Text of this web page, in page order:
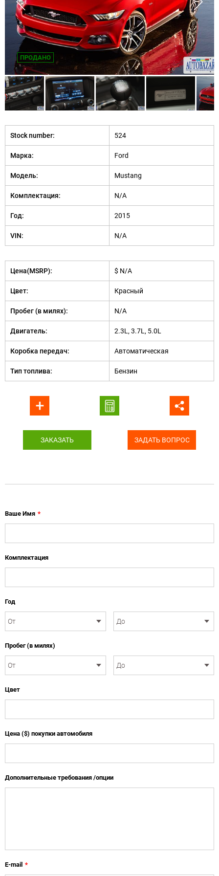
ПРОДАНО
Stock number: 524
Марка: Ford
Модель: Mustang
Комплектация: N/A
Год: 2015
VIN: N/A
Цена(MSRP): $ N/A
Цвет: Красный
Пробег (в милях): N/A
Двигатель: 2.3L, 3.7L, 5.0L
Коробка передач: Автоматическая
Тип топлива: Бензин
ЗАКАЗАТЬ ЗАДАТЬ ВОПРОС
Ваше Имя *
Комплектация
Год
Пробег (в милях)
Цвет
Цена ($) покупки автомобиля
Дополнительные требования /опции
E-mail *